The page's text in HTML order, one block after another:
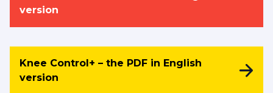
version
Knee Control+ – the PDF in English
version